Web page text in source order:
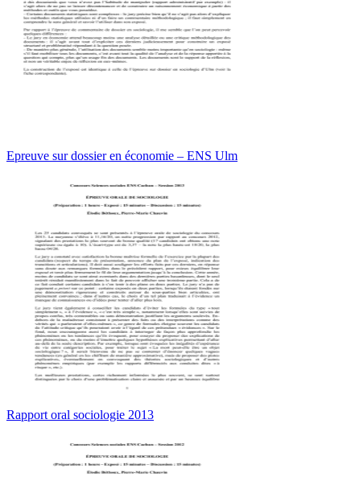
Epreuve sur dossier en économie – ENS Ulm
Rapport oral sociologie 2013